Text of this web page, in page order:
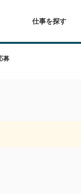
仕事を探す
募